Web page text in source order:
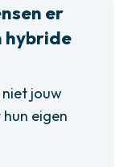
er
hybride
jouw
eigen